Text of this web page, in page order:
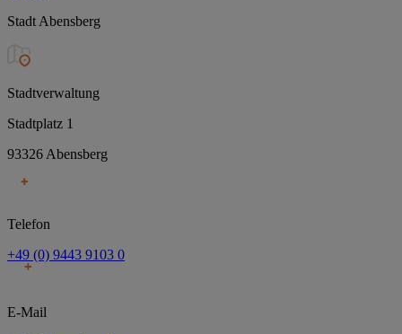
Stadt Abensberg
Stadtverwaltung
Stadtplatz 1
93326 Abensberg
Telefon
+49 (0) 9443 9103 0
E-Mail